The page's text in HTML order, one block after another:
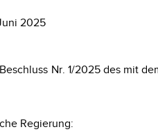
2025
Nr. 1/2025 des mit
Regierung: